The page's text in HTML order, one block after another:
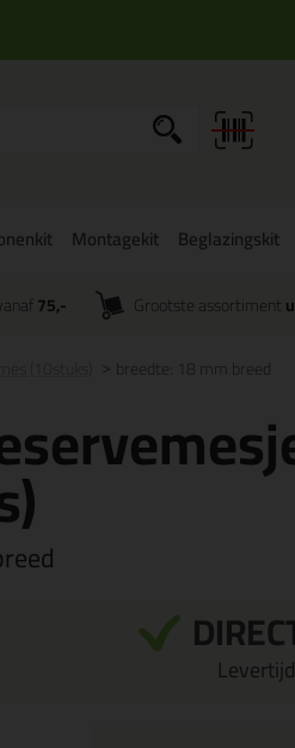
Montagekit Beglazingskit
75,- Grootste assortiment
breedte: 18 mm breed